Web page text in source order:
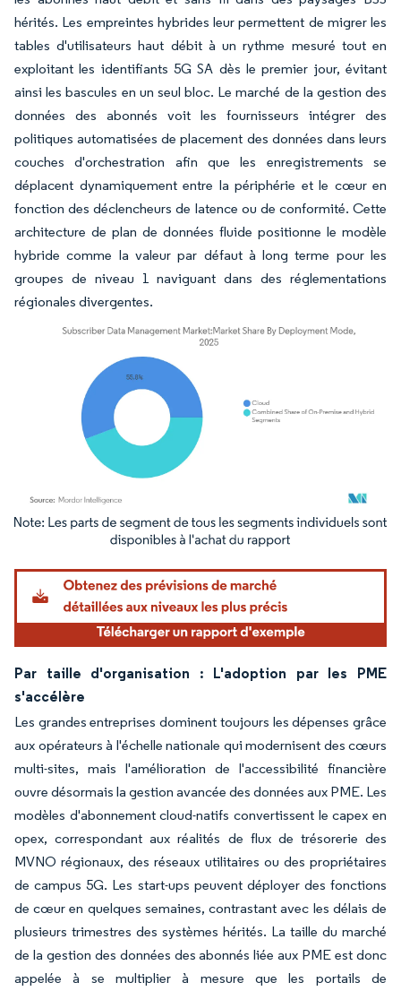
hérités. Les empreintes hybrides leur permettent de migrer les
tables d'utilisateurs haut débit à un rythme mesuré tout en
exploitant les identifiants 5G SA dès le premier jour, évitant
ainsi les bascules en un seul bloc. Le marché de la gestion des
données des abonnés voit les fournisseurs intégrer des
politiques automatisées de placement des données dans leurs
couches d'orchestration afin que les enregistrements se
déplacent dynamiquement entre la périphérie et le cœur en
fonction des déclencheurs de latence ou de conformité. Cette
architecture de plan de données fluide positionne le modèle
hybride comme la valeur par défaut à long terme pour les
groupes de niveau 1 naviguant dans des réglementations
régionales divergentes.
Image © Mordor Intelligence. La réutilisation nécessite une attribution sous CC BY
Par taille d'organisation : L'adoption par les PME
s'accélère
Les grandes entreprises dominent toujours les dépenses grâce
aux opérateurs à l'échelle nationale qui modernisent des cœurs
multi-sites, mais l'amélioration de l'accessibilité financière
ouvre désormais la gestion avancée des données aux PME. Les
modèles d'abonnement cloud-natifs convertissent le capex en
opex, correspondant aux réalités de flux de trésorerie des
MVNO régionaux, des réseaux utilitaires ou des propriétaires
de campus 5G. Les start-ups peuvent déployer des fonctions
de cœur en quelques semaines, contrastant avec les délais de
plusieurs trimestres des systèmes hérités. La taille du marché
de la gestion des données des abonnés liée aux PME est donc
appelée à se multiplier à mesure que les portails de